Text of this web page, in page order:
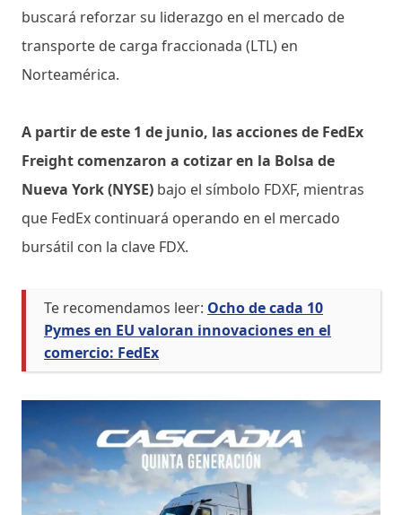
buscará reforzar su liderazgo en el mercado de
transporte de carga fraccionada (LTL) en
Norteamérica.
A partir de este 1 de junio, las acciones de FedEx
Freight comenzaron a cotizar en la Bolsa de
Nueva York (NYSE) bajo el símbolo FDXF, mientras
que FedEx continuará operando en el mercado
bursátil con la clave FDX.
Te recomendamos leer: Ocho de cada 10
Pymes en EU valoran innovaciones en el
comercio: FedEx